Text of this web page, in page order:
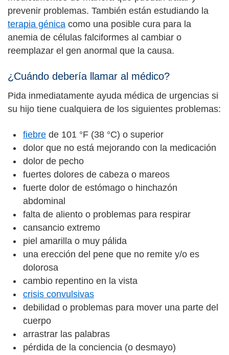
prevenir problemas. También están estudiando la
terapia génica como una posible cura para la
anemia de células falciformes al cambiar o
reemplazar el gen anormal que la causa.
¿Cuándo debería llamar al médico?
Pida inmediatamente ayuda médica de urgencias si
su hijo tiene cualquiera de los siguientes problemas:
fiebre de 101 °F (38 °C) o superior
dolor que no está mejorando con la medicación
dolor de pecho
fuertes dolores de cabeza o mareos
fuerte dolor de estómago o hinchazón
abdominal
falta de aliento o problemas para respirar
cansancio extremo
piel amarilla o muy pálida
una erección del pene que no remite y/o es
dolorosa
cambio repentino en la vista
crisis convulsivas
debilidad o problemas para mover una parte del
cuerpo
arrastrar las palabras
pérdida de la conciencia (o desmayo)